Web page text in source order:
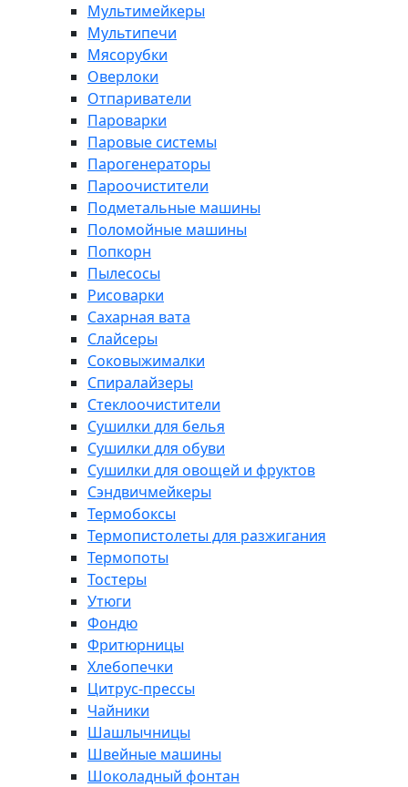
Мультимейкеры
Мультипечи
Мясорубки
Оверлоки
Отпариватели
Пароварки
Паровые системы
Парогенераторы
Пароочистители
Подметальные машины
Поломойные машины
Попкорн
Пылесосы
Рисоварки
Сахарная вата
Слайсеры
Соковыжималки
Спиралайзеры
Стеклоочистители
Сушилки для белья
Сушилки для обуви
Сушилки для овощей и фруктов
Сэндвичмейкеры
Термобоксы
Термопистолеты для разжигания
Термопоты
Тостеры
Утюги
Фондю
Фритюрницы
Хлебопечки
Цитрус-прессы
Чайники
Шашлычницы
Швейные машины
Шоколадный фонтан